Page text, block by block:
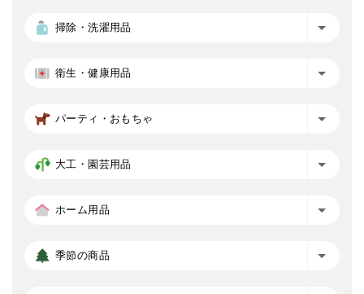
掃除・洗濯用品
衛生・健康用品
パーティ・おもちゃ
大工・園芸用品
ホーム用品
季節の商品